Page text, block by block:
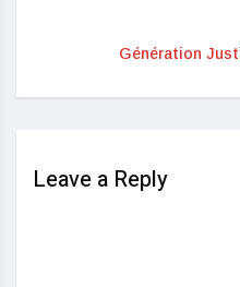
Génération
Leave a Reply